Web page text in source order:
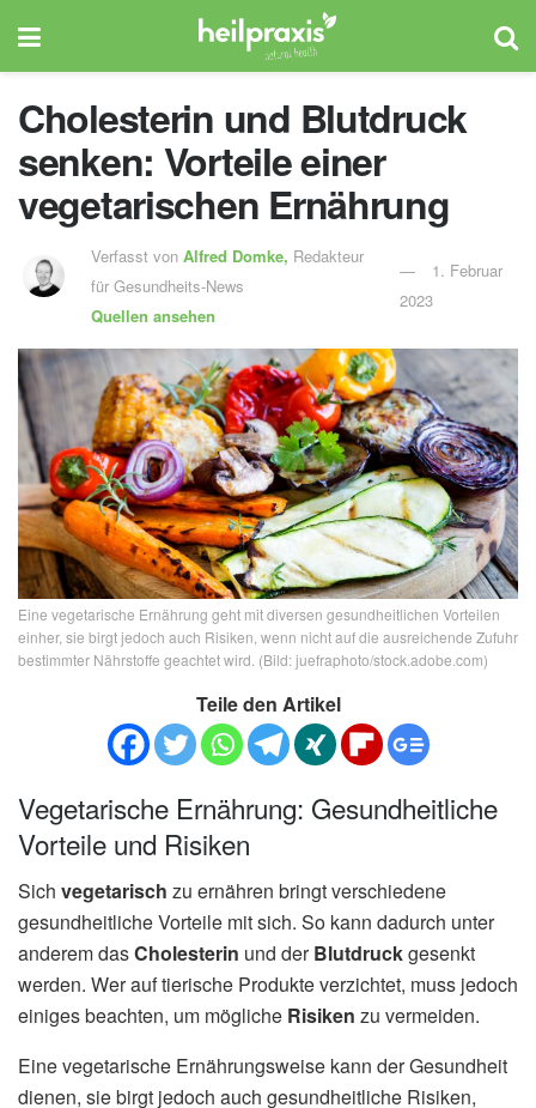
Cholesterin und Blutdruck
senken: Vorteile einer
vegetarischen Ernährung
Verfasst vonAlfred Domke, Redakteur
für Gesundheits-News
Quellen ansehen
1. Februar
2023
Eine vegetarische Ernährung geht mit diversen gesundheitlichen Vorteilen
einher, sie birgt jedoch auch Risiken, wenn nicht auf die ausreichende Zufuhr
bestimmter Nährstoffe geachtet wird. (Bild: juefraphoto/stock.adobe.com)
Teile den Artikel
Vegetarische Ernährung: Gesundheitliche
Vorteile und Risiken
Sich vegetarisch zu ernähren bringt verschiedene
gesundheitliche Vorteile mit sich. So kann dadurch unter
anderem dasCholesterin und derBlutdruckgesenkt
werden. Wer auf tierische Produkte verzichtet, muss jedoch
einiges beachten, um mögliche Risiken zu vermeiden.
Eine vegetarische Ernährungsweise kann der Gesundheit
dienen, sie birgt jedoch auch gesundheitliche Risiken,